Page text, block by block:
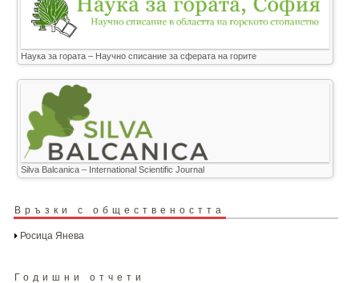
Наука за гората – Научно списание за сферата на горите
Silva Balcanica – International Scientific Journal
Връзки с обществеността
Росица Янева
Годишни отчети